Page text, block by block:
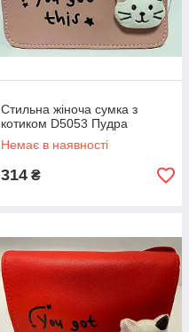
Стильна жіноча сумка з
котиком D5053 Пудра
Немає в наявності
314 ₴